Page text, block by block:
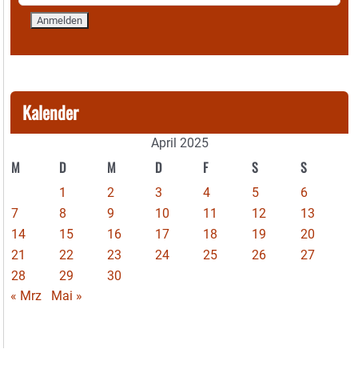
Kalender
April 2025
M D M D F S S
1 2 3 4 5
6
7
8 9 10 11 12
13
14
15 16 17 18 19
20
21
22 23 24 25 26
27
28
29
30
« Mrz
Mai »